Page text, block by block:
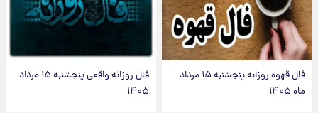
فال قهوه روزانه پنجشنبه ۱۵ مرداد
ماه ۱۴۰۵
فال روزانه واقعی پنجشنبه ۱۵ مرداد
۱۴۰۵